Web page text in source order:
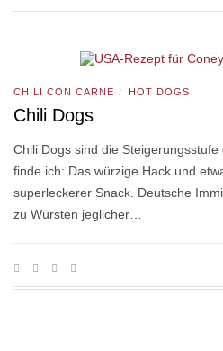
CHILI CON CARNE / HOT DOGS
Chili Dogs
Chili Dogs sind die Steigerungsstufe
finde ich: Das würzige Hack und
superleckerer Snack. Deutsche
zu Würsten jeglicher…